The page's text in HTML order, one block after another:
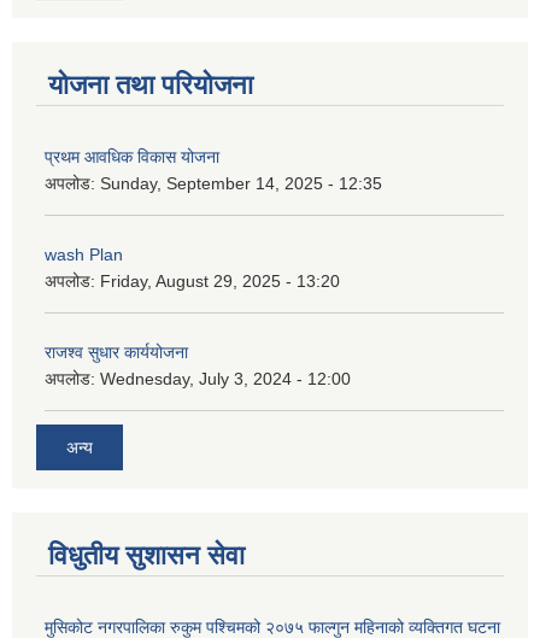
योजना तथा परियोजना
प्रथम आवधिक विकास योजना
अपलोड: Sunday, September 14, 2025 - 12:35
wash Plan
अपलोड: Friday, August 29, 2025 - 13:20
राजश्व सुधार कार्ययोजना
अपलोड: Wednesday, July 3, 2024 - 12:00
अन्य
विधुतीय सुशासन सेवा
मुसिकोट नगरपालिका रुकुम पश्चिमको २०७५ फाल्गुन महिनाको व्यक्तिगत घटना